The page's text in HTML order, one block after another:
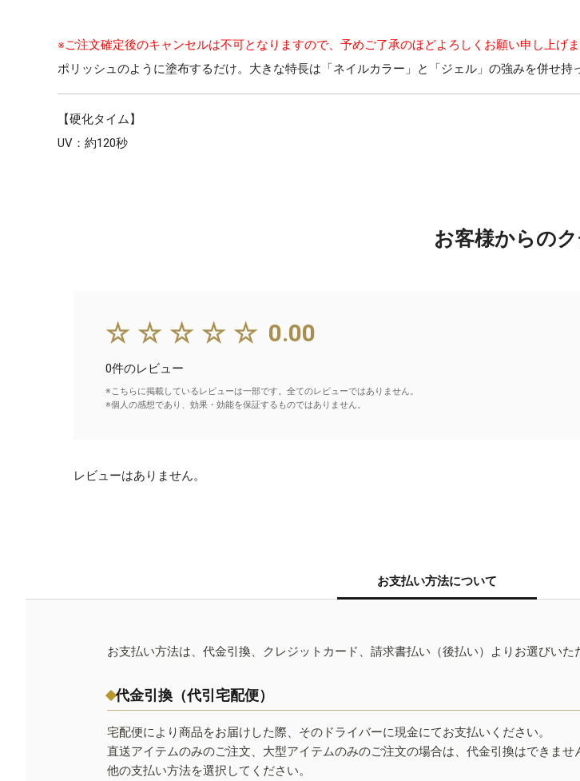
※ご注文確定後のキャンセルは不可となりますので、予めご了承のほどよろしくお願い申し上げま
ポリッシュのように塗布するだけ。大きな特長は「ネイルカラー」と「ジェル」の強みを併せ
【硬化タイム】
UV：約120秒
お客様からの
☆☆☆☆☆ 0.00
0件のレビュー
※こちらに掲載しているレビューは一部です。全てのレビューではありません。
※個人の感想であり、効果・効能を保証するものではありません。
レビューはありません。
お支払い方法について
お支払い方法は、代金引換、クレジットカード、請求書払い（後払い）よりお選びいた
代金引換（代引宅配便）
宅配便により商品をお届けした際、そのドライバーに現金にてお支払いください。
直送アイテムのみのご注文、大型アイテムのみのご注文の場合は、代金引換はできませ
他の支払い方法を選択してください。